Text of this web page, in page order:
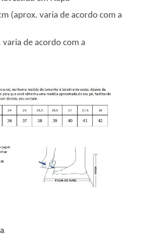
(aprox. varia de acordo com a
varia de acordo com a